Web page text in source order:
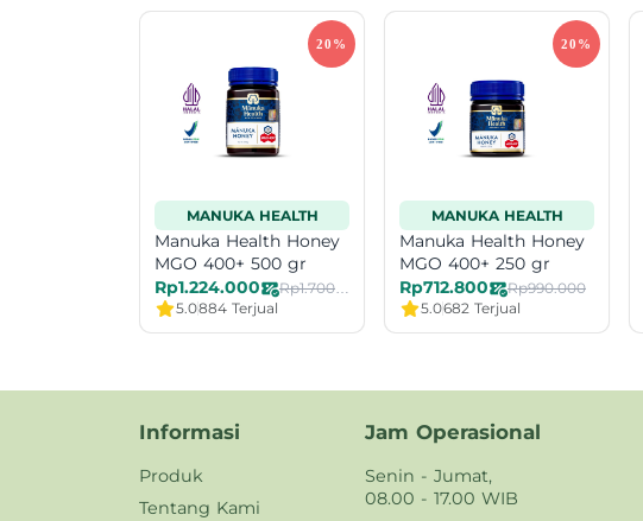
MANUKA HEALTH
Manuka Health Honey
MGO 400+ 500 gr
Rp1.224.000
5.0884 Terjual
MANUKA HEALTH
Manuka Health Honey
MGO 400+ 250 gr
Rp712.800
Rp990.000
5.0682 Terjual
Informasi
Produk
Tentang Kami
Jam Operasional
Senin - Jumat,
08.00 - 17.00 WIB